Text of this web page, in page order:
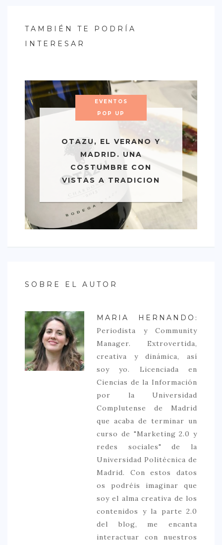
TAMBIÉN TE PODRÍA
INTERESAR
EVENTOS
POP UP
OTAZU, EL VERANO Y
MADRID. UNA
COSTUMBRE CON
VISTAS A TRADICION
SOBRE EL AUTOR
MARIA HERNANDO :
Periodista y Community
Manager. Extrovertida,
creativa y dinámica, así
soy yo. Licenciada en
Ciencias de la Información
por la Universidad
Complutense de Madrid
que acaba de terminar un
curso de "Marketing 2.0 y
redes sociales" de la
Universidad Politécnica de
Madrid. Con estos datos
os podréis imaginar que
soy el alma creativa de los
contenidos y la parte 2.0
del blog, me encanta
interactuar con nuestros